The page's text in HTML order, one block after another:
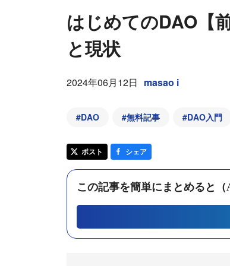
はじめてのDAO【
と現状
2024年06月12日 masao i
#DAO #無料記事 #DAO入門
ポスト シェア
この記事を簡単にまとめると（